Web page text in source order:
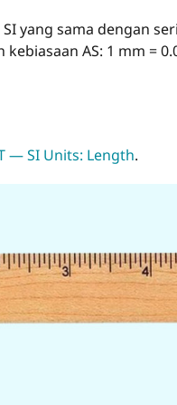
yang sama dengan
AS: 1 mm =
— SI Units: Length.